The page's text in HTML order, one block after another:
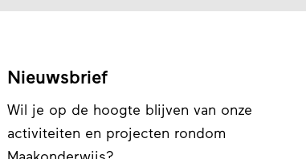
Nieuwsbrief
Wil je op de hoogte blijven van onze
activiteiten en projecten rondom